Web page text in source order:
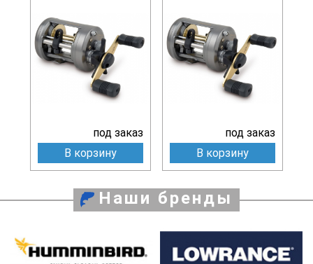
под заказ
В корзину
под заказ
В корзину
Наши бренды